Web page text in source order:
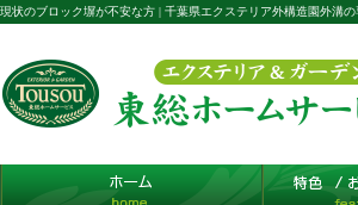
現状のブロック塀が不安な方 | 千葉県エクステリア外構造園外溝